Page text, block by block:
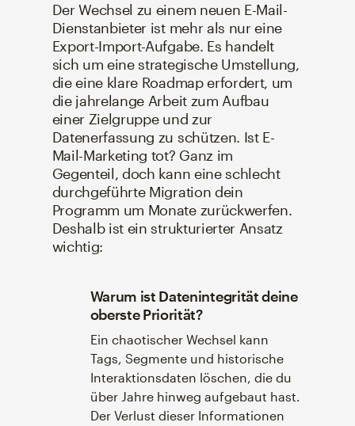
Der Wechsel zu einem neuen E-Mail-
Dienstanbieter ist mehr als nur eine
Export-Import-Aufgabe. Es handelt
sich um eine strategische Umstellung,
die eine klare Roadmap erfordert, um
die jahrelange Arbeit zum Aufbau
einer Zielgruppe und zur
Datenerfassung zu schützen. Ist E-
Mail-Marketing tot? Ganz im
Gegenteil, doch kann eine schlecht
durchgeführte Migration dein
Programm um Monate zurückwerfen.
Deshalb ist ein strukturierter Ansatz
wichtig:
Warum ist Datenintegrität deine
oberste Priorität?
Ein chaotischer Wechsel kann
Tags, Segmente und historische
Interaktionsdaten löschen, die du
über Jahre hinweg aufgebaut hast.
Der Verlust dieser Informationen